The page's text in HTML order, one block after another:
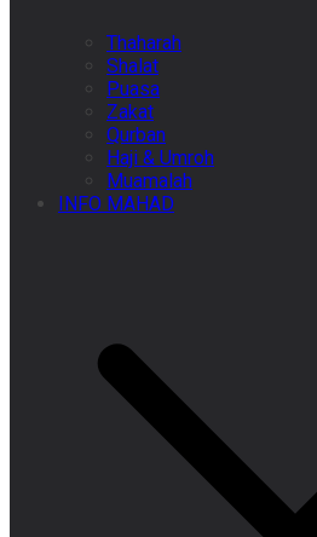
Thaharah
Shalat
Puasa
Zakat
Qurban
Haji & Umroh
Muamalah
INFO MAHAD